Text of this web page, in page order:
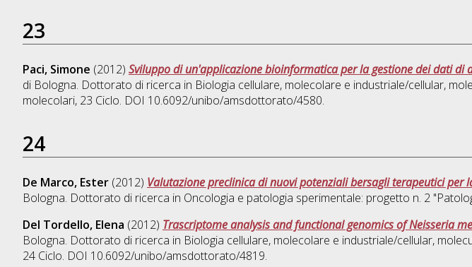
23
Paci, Simone (2012) Sviluppo di un'applicazione bioinformatica per la gestione dei dati
di Bologna. Dottorato di ricerca in Biologia cellulare, molecolare e industriale/cellular,
molecolari, 23 Ciclo. DOI 10.6092/unibo/amsdottorato/4580.
24
De Marco, Ester(2012) Valutazione preclinica di nuovi potenziali bersagli terapeutici per
Bologna. Dottorato di ricerca in Oncologia e patologia sperimentale: progetto n. 2
Del Tordello, Elena (2012) Trascriptome analysis and functional genomics of Neisseria
Bologna. Dottorato di ricerca in Biologia cellulare, molecolare e industriale/cellular,
24 Ciclo. DOI 10.6092/unibo/amsdottorato/4819.